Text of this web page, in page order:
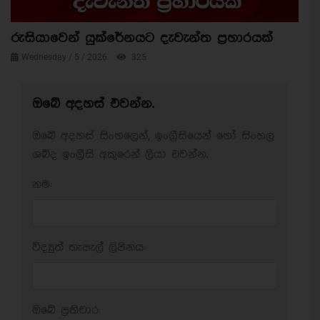
රුසියාවෙන් යුක්රේනයට දැවැන්ත ප්‍රහාරයක්
Wednesday / 5 / 2026 325
ඔබේ අදහස් එවන්න.